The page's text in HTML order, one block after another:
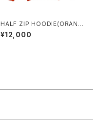
HALF ZIP HOODIE(ORANG
E)
¥12,000